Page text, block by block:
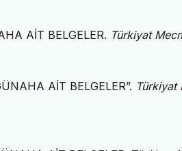
AİT BELGELER. Türkiyat
AİT BELGELER”. Türkiyat